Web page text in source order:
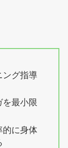
ング指導
最小限
的に身体